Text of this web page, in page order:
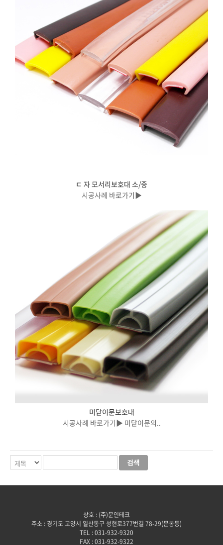
ㄷ 자 모서리보호대 소/중
시공사례 바로가기▶
미닫이문보호대
시공사례 바로가기▶ 미닫이문의..
상호 : (주)문인테크
주소 : 경기도 고양시 일산동구 성현로377번길 78-29(문봉동)
TEL : 031-932-9320
FAX : 031-932-9322